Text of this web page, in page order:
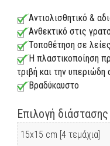
Αντιολισθητικό &
Ανθεκτικό στις
Τοποθέτηση σε
Η πλαστικοποίηση
τριβή και την υπεριώδη
Βραδύκαυστο
Επιλογή